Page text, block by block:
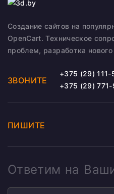
Создание сайтов на
OpenCart. Техническое
проблем, разработка
ЗВОНИТЕ
+375 (29)
+375 (29)
ПИШИТЕ
Ответим на